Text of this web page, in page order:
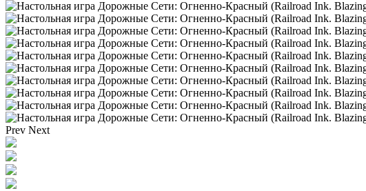
Prev Next